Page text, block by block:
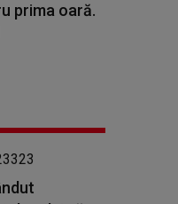
prima oară.